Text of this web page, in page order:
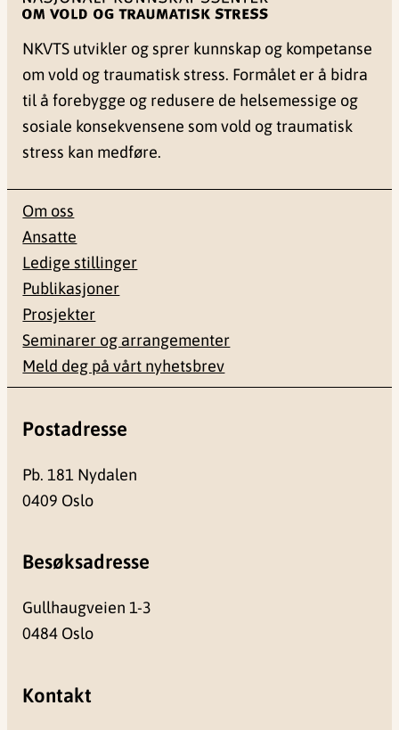
NKVTS utvikler og sprer kunnskap og kompetanse
om vold og traumatisk stress. Formålet er å bidra
til å forebygge og redusere de helsemessige og
sosiale konsekvensene som vold og traumatisk
stress kan medføre.
Om oss
Ansatte
Ledige stillinger
Publikasjoner
Prosjekter
Seminarer og arrangementer
Meld deg på vårt nyhetsbrev
Postadresse
Pb. 181 Nydalen
0409 Oslo
Besøksadresse
Gullhaugveien 1-3
0484 Oslo
Kontakt